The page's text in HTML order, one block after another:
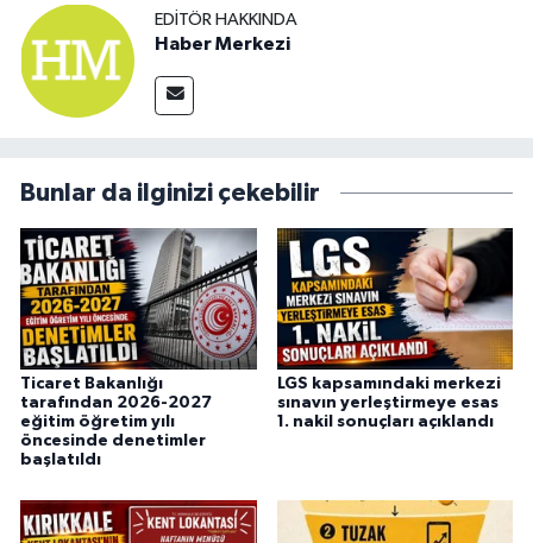
EDITÖR HAKKINDA
Haber Merkezi
Bunlar da ilginizi çekebilir
Ticaret Bakanlığı
tarafından 2026-2027
eğitim öğretim yılı
öncesinde denetimler
başlatıldı
LGS kapsamındaki merkezi
sınavın yerleştirmeye esas
1. nakil sonuçları açıklandı